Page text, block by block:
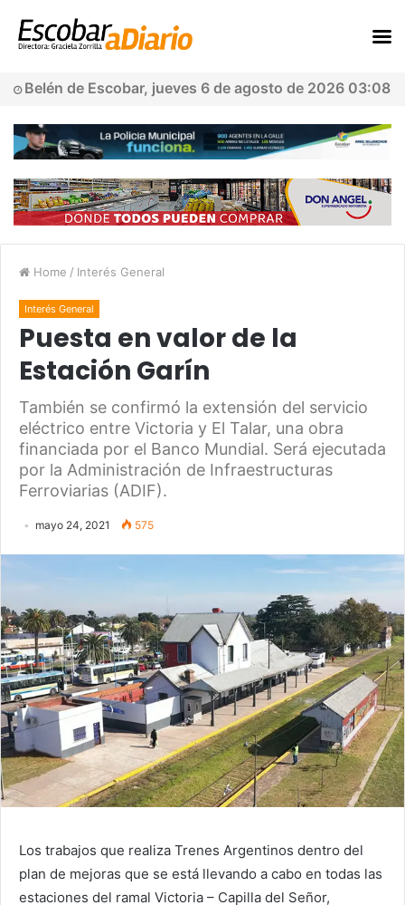
Belén de Escobar, jueves 6 de agosto de 2026 03:08
Home / Interés General
Interés General
Puesta en valor de la
Estación Garín
También se confirmó la extensión del servicio
eléctrico entre Victoria y El Talar, una obra
financiada por el Banco Mundial. Será ejecutada
por la Administración de Infraestructuras
Ferroviarias (ADIF).
mayo 24, 2021 575
Los trabajos que realiza Trenes Argentinos dentro del
plan de mejoras que se está llevando a cabo en todas las
estaciones del ramal Victoria – Capilla del Señor,